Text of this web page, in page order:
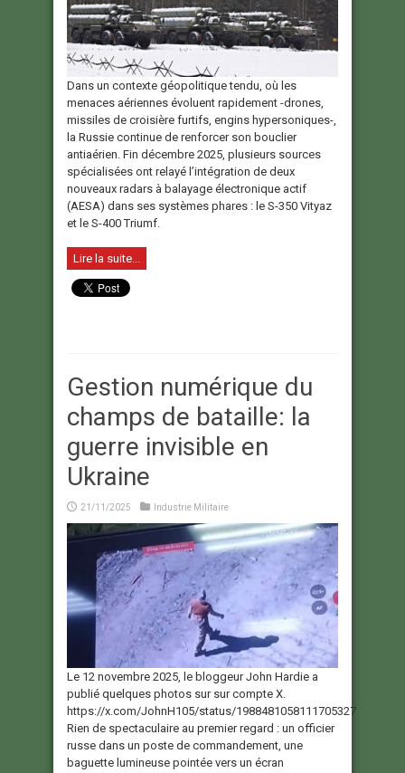
Dans un contexte géopolitique tendu, où les
menaces aériennes évoluent rapidement -drones,
missiles de croisière furtifs, engins hypersoniques-,
la Russie continue de renforcer son bouclier
antiaérien. Fin décembre 2025, plusieurs sources
spécialisées ont relayé l’intégration de deux
nouveaux radars à balayage électronique actif
(AESA) dans ses systèmes phares : le S-350 Vityaz
et le S-400 Triumf.
Lire la suite...
Gestion numérique du
champs de bataille: la
guerre invisible en
Ukraine
21/11/2025 Industrie Militaire
Le 12 novembre 2025, le bloggeur John Hardie a
publié quelques photos sur sur compte X.
https://x.com/JohnH105/status/1988481058111705327
Rien de spectaculaire au premier regard : un officier
russe dans un poste de commandement, une
baguette lumineuse pointée vers un écran